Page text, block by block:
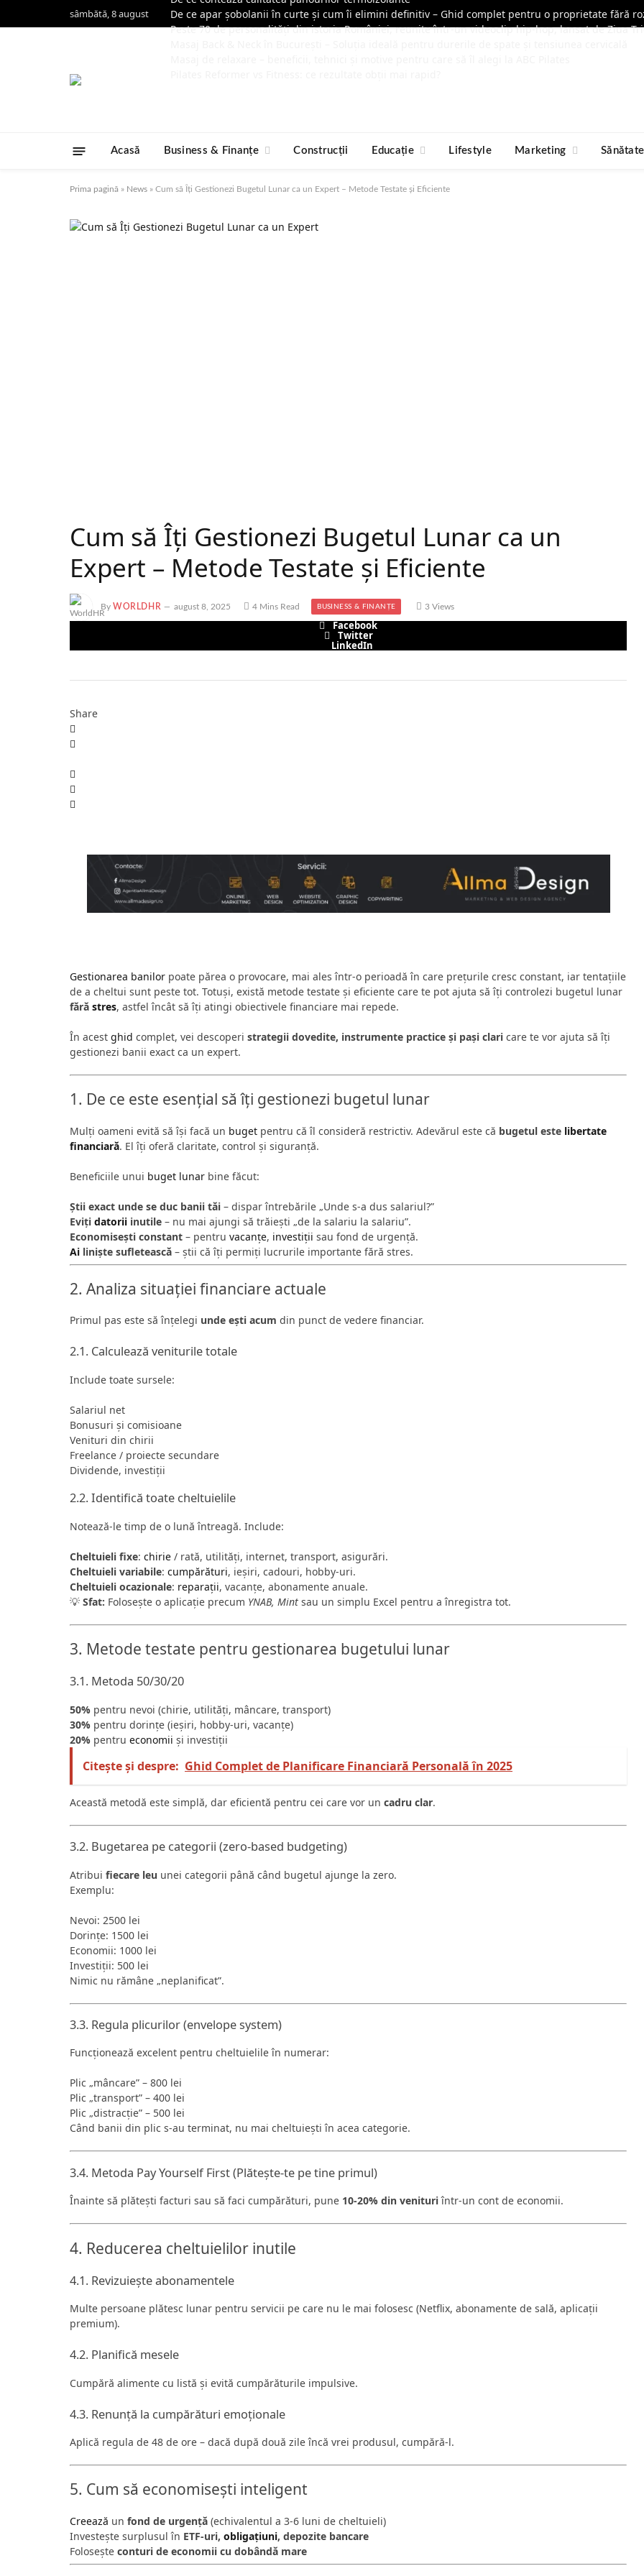
sâmbătă, 8 august
De ce apar șobolanii în curte și cum îi elimini definitiv – Ghid complet pentru o proprietate fără
Peste 70 de personalități din istoria României, reunite într-un videoclip hip-hop, lansat de Ziua
Acasă Business & Finanțe Construcții Educație Lifestyle Marketing Sănătate
Prima pagină » News » Cum să Îți Gestionezi Bugetul Lunar ca un Expert – Metode Testate și Eficiente
Cum să Îți Gestionezi Bugetul Lunar ca un
Expert – Metode Testate și Eficiente
By WORLDHR august 8, 2025 4 Mins Read BUSINESS & FINANȚE 3Views
Facebook
Twitter
LinkedIn
Share
Gestionarea banilor poate părea o provocare, mai ales într-o perioadă în care prețurile cresc constant, iar tentațiile
de a cheltui sunt peste tot. Totuși, există metode testate și eficiente care te pot ajuta să îți controlezi bugetul lunar
fără stres, astfel încât să îți atingi obiectivele financiare mai repede.
În acest ghid complet, vei descoperi strategii dovedite, instrumente practice și pași clari care te vor ajuta să îți
gestionezi banii exact ca un expert.
1. De ce este esențial să îți gestionezi bugetul lunar
Mulți oameni evită să își facă un buget pentru că îl consideră restrictiv. Adevărul este că bugetul este libertate
financiară. El îți oferă claritate, control și siguranță.
Beneficiile unui buget lunar bine făcut:
Știi exact unde se duc banii tăi – dispar întrebările „Unde s-a dus salariul?”
Eviți datorii inutile – nu mai ajungi să trăiești „de la salariu la salariu”.
Economisești constant – pentru vacanțe, investiții sau fond de urgență.
Ai liniște sufletească – știi că îți permiți lucrurile importante fără stres.
2. Analiza situației financiare actuale
Primul pas este să înțelegi unde ești acum din punct de vedere financiar.
2.1. Calculează veniturile totale
Include toate sursele:
Salariul net
Bonusuri și comisioane
Venituri din chirii
Freelance / proiecte secundare
Dividende, investiții
2.2. Identifică toate cheltuielile
Notează-le timp de o lună întreagă. Include:
Cheltuieli fixe: chirie / rată, utilități, internet, transport, asigurări.
Cheltuieli variabile: cumpărături, ieșiri, cadouri, hobby-uri.
Cheltuieli ocazionale: reparații, vacanțe, abonamente anuale.
💡 Sfat: Folosește o aplicație precum YNAB, Mint sau un simplu Excel pentru a înregistra tot.
3. Metode testate pentru gestionarea bugetului lunar
3.1. Metoda 50/30/20
50% pentru nevoi (chirie, utilități, mâncare, transport)
30% pentru dorințe (ieșiri, hobby-uri, vacanțe)
20% pentru economii și investiții
Citește și despre: Ghid Complet de Planificare Financiară Personală în 2025
Această metodă este simplă, dar eficientă pentru cei care vor un cadru clar.
3.2. Bugetarea pe categorii (zero-based budgeting)
Atribui fiecare leu unei categorii până când bugetul ajunge la zero.
Exemplu:
Nevoi: 2500 lei
Dorințe: 1500 lei
Economii: 1000 lei
Investiții: 500 lei
Nimic nu rămâne „neplanificat”.
3.3. Regula plicurilor (envelope system)
Funcționează excelent pentru cheltuielile în numerar:
Plic „mâncare” – 800 lei
Plic „transport” – 400 lei
Plic „distracție” – 500 lei
Când banii din plic s-au terminat, nu mai cheltuiești în acea categorie.
3.4. Metoda Pay Yourself First (Plătește-te pe tine primul)
Înainte să plătești facturi sau să faci cumpărături, pune 10-20% din venituriîntr-un cont de economii.
4. Reducerea cheltuielilor inutile
4.1. Revizuiește abonamentele
Multe persoane plătesc lunar pentru servicii pe care nu le mai folosesc (Netflix, abonamente de sală, aplicații
premium).
4.2. Planifică mesele
Cumpără alimente cu listă și evită cumpărăturile impulsive.
4.3. Renunță la cumpărături emoționale
Aplică regula de 48 de ore – dacă după două zile încă vrei produsul, cumpără-l.
5. Cum să economisești inteligent
Creează un fond de urgență (echivalentul a 3-6 luni de cheltuieli)
Investește surplusul în ETF-uri, obligațiuni, depozite bancare
Folosește conturi de economii cu dobândă mare